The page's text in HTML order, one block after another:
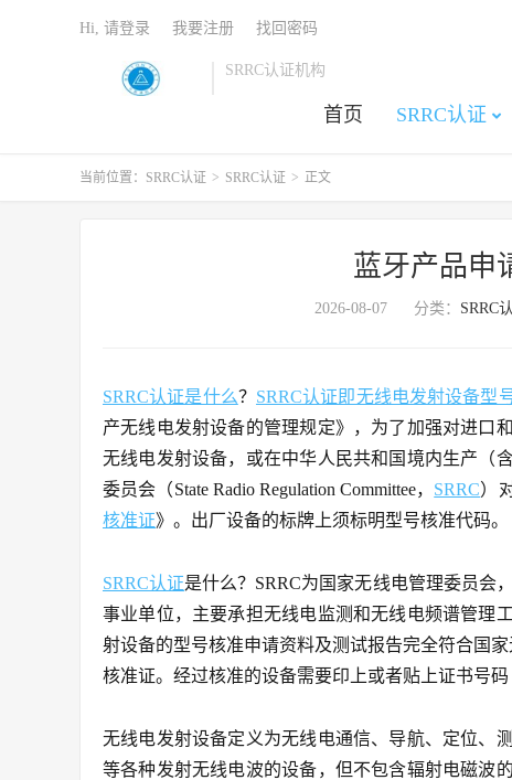
SRRC认证机构
首页 SRRC认证
Hi, 请登录 我要注册 找回密码
当前位置： SRRC认证 > SRRC认证 > 正文
蓝牙产品申
2026-08-07 分类： SRRC
SRRC认证是什么？ SRRC认证即无线电发射设备型
产无线电发射设备的管理规定》，为了加强对进口
无线电发射设备，或在中华人民共和国境内生产（
委员会（State Radio Regulation Committee， SRRC）
核准证》。出厂设备的标牌上须标明型号核准代码。
SRRC认证是什么？SRRC为国家无线电管理委员会
事业单位，主要承担无线电监测和无线电频谱管理
射设备的型号核准申请资料及测试报告完全符合国
核准证。经过核准的设备需要印上或者贴上证书号
无线电发射设备定义为无线电通信、导航、定位、
等各种发射无线电波的设备，但不包含辐射电磁波